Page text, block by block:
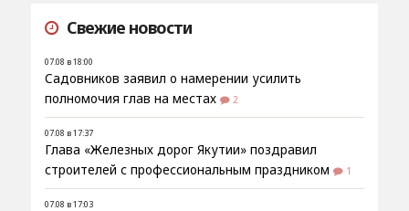
Свежие новости
07.08 в 18:00
Садовников заявил о намерении усилить
полномочия глав на местах
2
07.08 в 17:37
Глава «Железных дорог Якутии» поздравил
строителей с профессиональным праздником
1
07.08 в 17:03